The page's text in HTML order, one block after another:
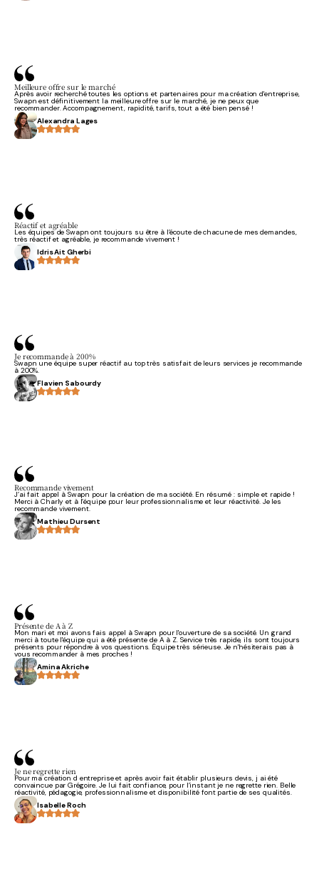
Meilleure offre sur le marché
Après avoir recherché toutes les options et partenaires pour ma création d'entreprise,
Swapn est définitivement la meilleure offre sur le marché, je ne peux que
recommander. Accompagnement, rapidité, tarifs, tout a été bien pensé !
Alexandra Lages
Réactif et agréable
Les équipes de Swapn ont toujours su être à l’écoute de chacune de mes demandes,
très réactif et agréable, je recommande vivement !
Idris Ait Gherbi
Je recommande à 200%
Swapn une équipe super réactif au top très satisfait de leurs services je recommande
à 200%.
Flavien Sabourdy
Recommande vivement
J’ai fait appel à Swapn pour la création de ma société. En résumé : simple et rapide !
Merci à Charly et à l’équipe pour leur professionnalisme et leur réactivité. Je les
recommande vivement.
Mathieu Dursent
Présente de A à Z
Mon mari et moi avons fais appel à Swapn pour l'ouverture de sa société. Un grand
merci à toute l'équipe qui a été présente de A à Z. Service très rapide, ils sont toujours
présents pour répondre à vos questions. Équipe très sérieuse. Je n'hésiterais pas à
vous recommander à mes proches !
Amina Akriche
Je ne regrette rien
Pour ma création d entreprise et après avoir fait établir plusieurs devis, j ai été
convaincue par Grégoire. Je lui fait confiance, pour l’instant je ne regrette rien. Belle
réactivité, pédagogie, professionnalisme et disponibilité font partie de ses qualités.
Isabelle Roch